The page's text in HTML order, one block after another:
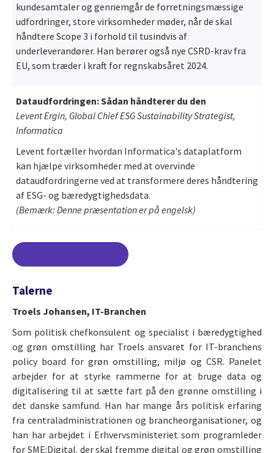
kundesamtaler og gennemgår de forretningsmæssige
udfordringer, store virksomheder møder, når de skal
håndtere Scope 3 i forhold til tusindvis af
underleverandører. Han berører også nye CSRD-krav fra
EU, som træder i kraft for regnskabsåret 2024.
Dataudfordringen: Sådan håndterer du den
Levent Ergin, Global Chief ESG Sustainability Strategist,
Informatica
Levent fortæller hvordan Informatica's dataplatform
kan hjælpe virksomheder med at overvinde
dataudfordringerne ved at transformere deres håndtering
af ESG- og bæredygtighedsdata.
(Bemærk: Denne præsentation er på engelsk)
Talerne
Troels Johansen, IT-Branchen
Som politisk chefkonsulent og specialist i bæredygtighed
og grøn omstilling har Troels ansvaret for IT-branchens
policy board for grøn omstilling, miljø og CSR. Panelet
arbejder for at styrke rammerne for at bruge data og
digitalisering til at sætte fart på den grønne omstilling i
det danske samfund. Han har mange års politisk erfaring
fra centraladministrationen og brancheorganisationer, og
han har arbejdet i Erhvervsministeriet som programleder
for SME:Digital. der skal fremme digital og grøn omstilling